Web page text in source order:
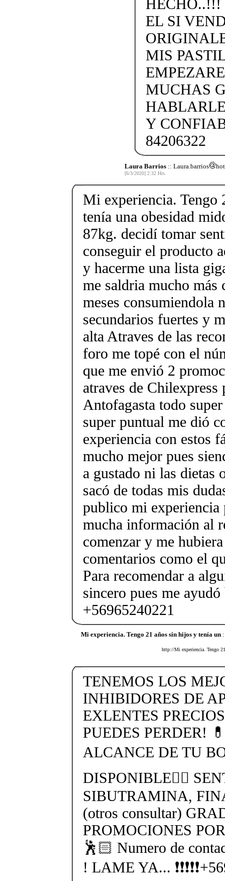
EL SI
MIS
MUCHAS
Y
84206322
Laura Barrios:: Laura.barrios
[6/3/2020] 2:32 Hrs.
Mi experiencia. Tengo
tenía una obesidad
87kg. decidí tomar
conseguir el producto
y hacerme una lista
me saldria mucho más
meses consumiendola
secundarios fuertes y
alta Atraves de las
foro me topé con el
que me envió 2
atraves de Chilexpress
Antofagasta todo
super puntual me dió
experiencia con estos
mucho mejor pues
a gustado ni las dietas
sacó de todas mis
publico mi experiencia
mucha información al
comenzar y me
comentarios como el
Para recomendar a
sincero pues me ayudó
+56965240221
Mi experiencia. Tengo 21 años sin hijos y tenía un
http://Mi experiencia. Tengo
TENEMOS LOS
INHIBIDORES DE
EXLENTES
PUEDES PERDER!
ALCANCE DE TU
DISPONIBLE👉🏻
SIBUTRAMINA,
(otros consultar)
PROMOCIONES
🕺🏻 Numero de
! LAME YA...